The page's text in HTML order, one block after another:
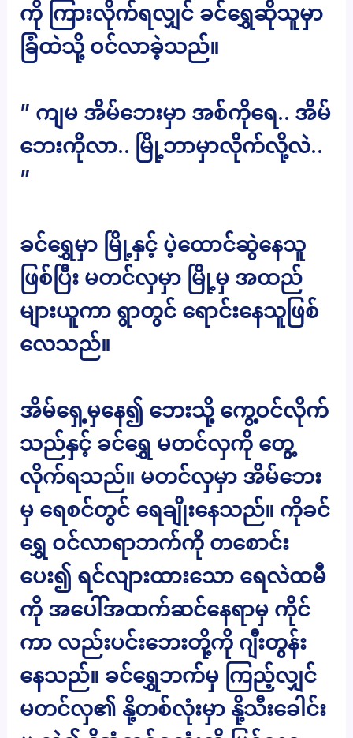
ကို ကြားလိုက်ရလျှင် ခင်ရွှေဆိုသူမှာ
ခြံထဲသို့ ဝင်လာခဲ့သည်။
” ကျမ အိမ်ဘေးမှာ အစ်ကိုရေ.. အိမ်
ဘေးကိုလာ.. မြို့ဘာမှာလိုက်လို့လဲ..
”
ခင်ရွှေမှာ မြို့နှင့် ပဲ့ထောင်ဆွဲနေသူ
ဖြစ်ပြီး မတင်လှမှာ မြို့မှ အထည်
များယူကာ ရွာတွင် ရောင်းနေသူဖြစ်
လေသည်။
အိမ်ရှေ့မှနေ၍ ဘေးသို့ ကွေ့ဝင်လိုက်
သည်နှင့် ခင်ရွှေ မတင်လှကို တွေ့
လိုက်ရသည်။ မတင်လှမှာ အိမ်ဘေး
မှ ရေစင်တွင် ရေချိုးနေသည်။ ကိုခင်
ရွှေ ဝင်လာရာဘက်ကို တစောင်း
ပေး၍ ရင်လျားထားသော ရေလဲထမီ
ကို အပေါ်အထက်ဆင်နေရာမှ ကိုင်
ကာ လည်းပင်းဘေးတို့ကို ဂျီးတွန်း
နေသည်။ ခင်ရွှေဘက်မှ ကြည့်လျှင်
မတင်လှ၏ နို့တစ်လုံးမှာ နို့သီးခေါင်း